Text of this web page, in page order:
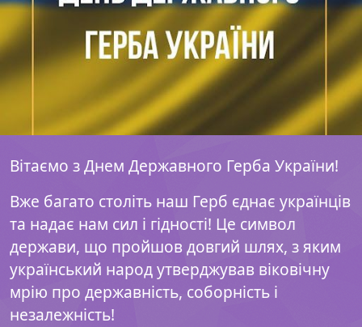
Вітаємо з Днем Державного Герба України!
Вже багато століть наш Герб єднає українців
та надає нам сил і гідності! Це символ
держави, що пройшов довгий шлях, з яким
український народ утверджував віковічну
мрію про державність, соборність і
незалежність!